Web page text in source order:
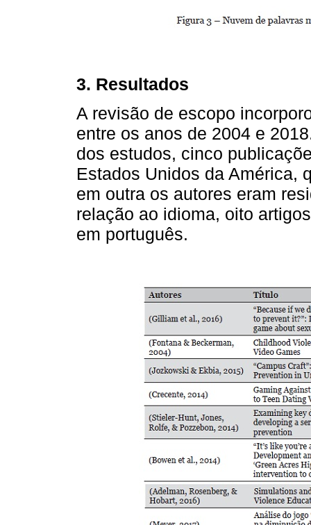
3. Resultados
A revisão de escopo
entre os anos de 2004 e
dos estudos, cinco
Estados Unidos da América,
em outra os autores eram
relação ao idioma, oito
em português.